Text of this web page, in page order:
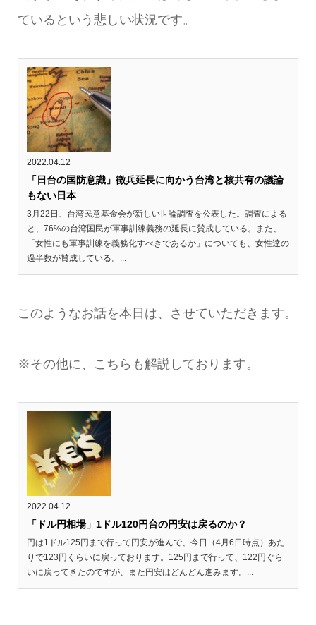
ているという悲しい状況です。
2022.04.12
「日台の国防意識」徴兵延長に向かう台湾と核共有の議論
もない日本
3月22日、台湾民意基金会が新しい世論調査を公表した。調査による
と、76%の台湾国民が軍事訓練義務の延長に賛成している。また、
「女性にも軍事訓練を義務化すべきであるか」についても、女性達の
過半数が賛成している。...
このようなお話を本日は、させていただきます。
※その他に、こちらも解説しております。
2022.04.12
「ドル円相場」1ドル120円台の円安は戻るのか？
円は1ドル125円まで行って円安が進んで、今日（4月6日時点）あた
りで123円くらいに戻っております。125円まで行って、122円ぐら
いに戻ってきたのですが、また円安はどんどん進みます。...